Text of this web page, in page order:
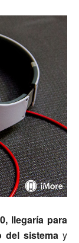
llegaría para
del sistemay